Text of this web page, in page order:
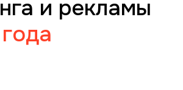
и рекламы